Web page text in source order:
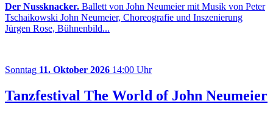
Der Nussknacker. Ballett von John Neumeier mit Musik von Peter
Tschaikowski John Neumeier, Choreografie und Inszenierung
Jürgen Rose, Bühnenbild...
Sonntag 11. Oktober 2026 14:00 Uhr
Tanzfestival The World of John Neumeier